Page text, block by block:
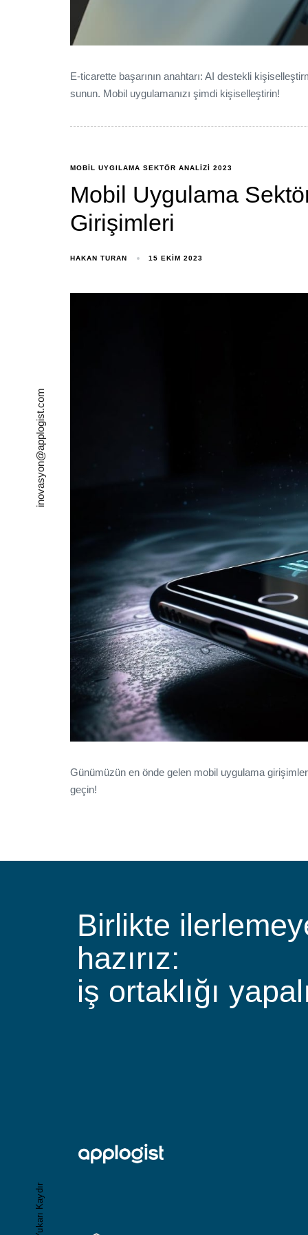
inovasyon@applogist.com
Yukarı Kaydır
E-ticarette başarının anahtarı: AI destekli
sunun. Mobil uygulamanızı şimdi kişiselleştirin!
MOBIL UYGILAMA SEKTÖR ANALIZI 2023
Mobil Uygulama
Girişimleri
HAKAN TURAN 15 EKIM 2023
Günümüzün en önde gelen mobil uygulama
geçin!
Birlikte
hazırız:
iş ortaklığı